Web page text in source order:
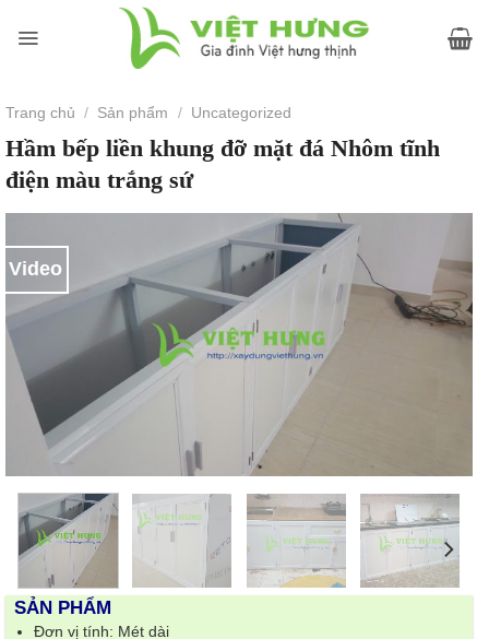
Trang chủ / Sản phẩm / Uncategorized
Hầm bếp liền khung đỡ mặt đá Nhôm tĩnh
điện màu trắng sứ
Video
SẢN PHẨM
Đơn vị tính: Mét dài